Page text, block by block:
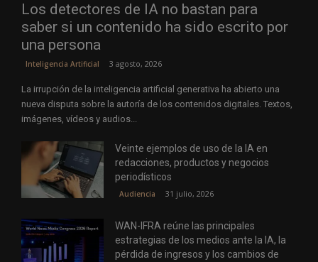
Los detectores de IA no bastan para
saber si un contenido ha sido escrito por
una persona
Inteligencia Artificial 3 agosto, 2026
La irrupción de la inteligencia artificial generativa ha abierto una
nueva disputa sobre la autoría de los contenidos digitales. Textos,
imágenes, vídeos y audios...
Veinte ejemplos de uso de la IA en
redacciones, productos y negocios
periodísticos
Audiencia 31 julio, 2026
WAN-IFRA reúne las principales
estrategias de los medios ante la IA, la
pérdida de ingresos y los cambios de